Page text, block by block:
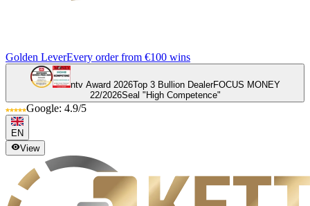
Golden LeverEvery order from €100 wins
ntv Award 2026Top 3 Bullion DealerFOCUS MONEY
22/2026Seal "High Competence"
Google: 4.9/5
EN
View